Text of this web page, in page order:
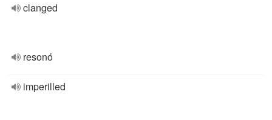
clanged
resonó
imperilled